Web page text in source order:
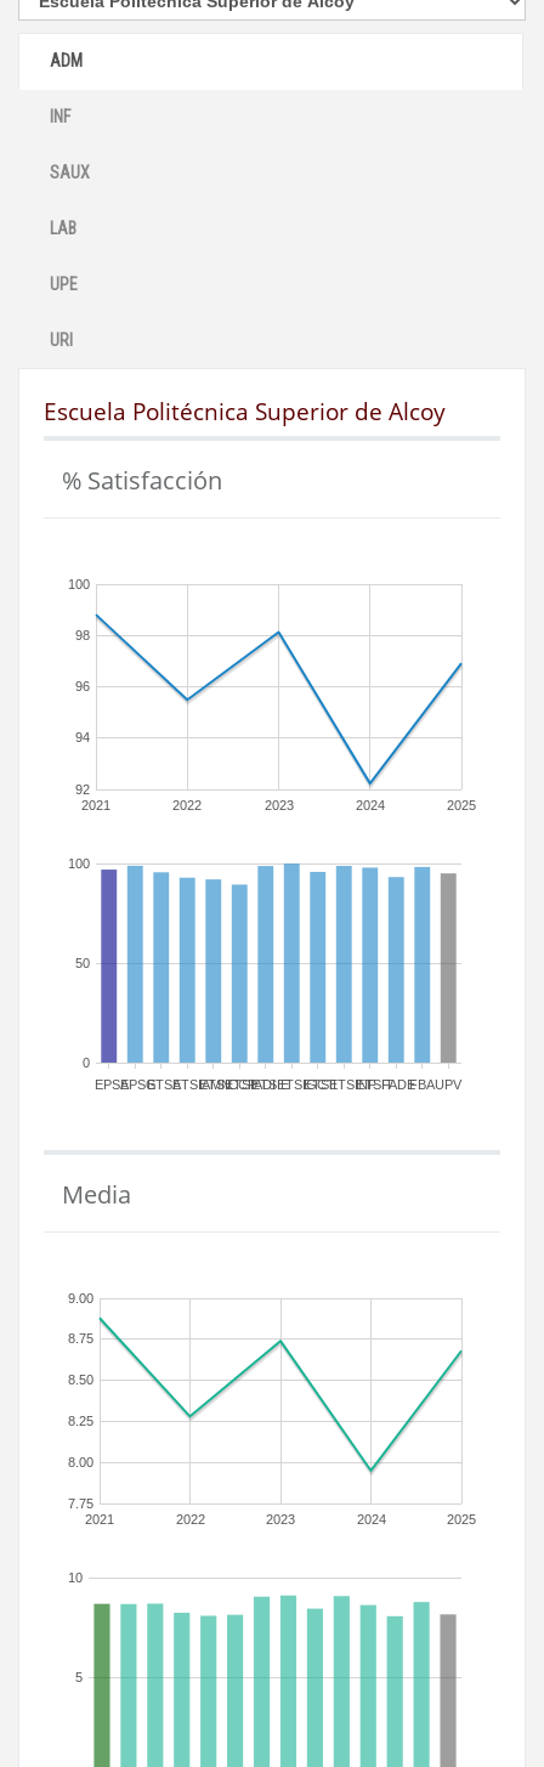
ADM
INF
SAUX
LAB
UPE
URI
Escuela Politécnica Superior de Alcoy
% Satisfacción
2021 2022 2023 2024 2025
92
94
96
98
100
EPSAEPSGETSAETSIAMN
ETSICCP
ETSIADI
ETSIEETSIGCT
ETSIIETSINFETSITFADEFBAUPV
0
50
100
Media
2021 2022 2023 2024 2025
7.75
8.00
8.25
8.50
8.75
9.00
5
10